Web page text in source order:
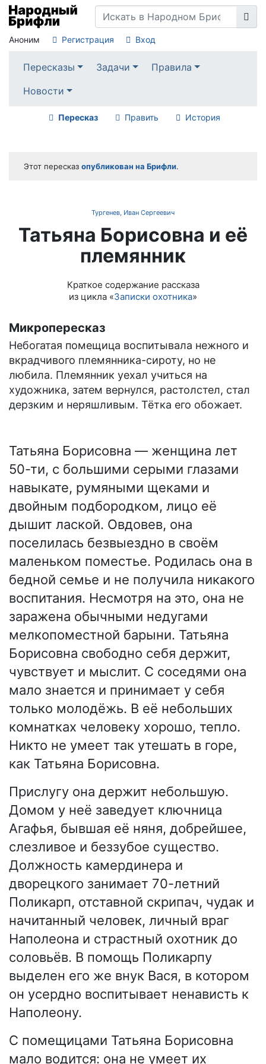
Аноним Регистрация Вход
Пересказы Задачи
Правила
Новости
Пересказ Править История
Этот пересказ опубликован на Брифли.
Тургенев, Иван Сергеевич
Татьяна Борисовна и её
племянник
Краткое содержание рассказа
из цикла «Записки охотника»
Микропересказ
Небогатая помещица воспитывала нежного и
вкрадчивого племянника-сироту, но не
любила. Племянник уехал учиться на
художника, затем вернулся, растолстел, стал
дерзким и неряшливым. Тётка его обожает.
Татьяна Борисовна — женщина лет
50-ти, с большими серыми глазами
навыкате, румяными щеками и
двойным подбородком, лицо её
дышит лаской. Овдовев, она
поселилась безвыездно в своём
маленьком поместье. Родилась она в
бедной семье и не получила никакого
воспитания. Несмотря на это, она не
заражена обычными недугами
мелкопоместной барыни. Татьяна
Борисовна свободно себя держит,
чувствует и мыслит. С соседями она
мало знается и принимает у себя
только молодёжь. В её небольших
комнатках человеку хорошо, тепло.
Никто не умеет так утешать в горе,
как Татьяна Борисовна.
Прислугу она держит небольшую.
Домом у неё заведует ключница
Агафья, бывшая её няня, добрейшее,
слезливое и беззубое существо.
Должность камердинера и
дворецкого занимает 70-летний
Поликарп, отставной скрипач, чудак и
начитанный человек, личный враг
Наполеона и страстный охотник до
соловьёв. В помощь Поликарпу
выделен его же внук Вася, в котором
он усердно воспитывает ненависть к
Наполеону.
С помещицами Татьяна Борисовна
мало водится: она не умеет их